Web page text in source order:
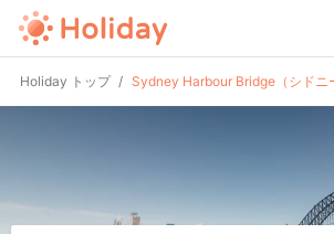
Holiday トップ Sydney Harbour Bridge（シドニ